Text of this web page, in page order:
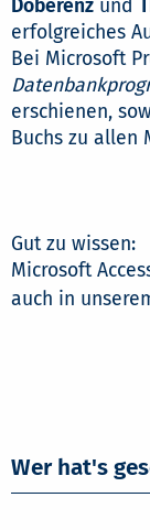
Doberenz und
erfolgreiches
Bei Microsoft
erschienen,
Buchs zu allen
Gut zu wissen:
Microsoft
auch in
Wer hat's